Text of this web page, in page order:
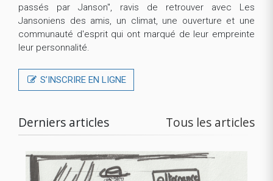
passés par Janson", ravis de retrouver avec Les
Jansoniens des amis, un climat, une ouverture et une
communauté d'esprit qui ont marqué de leur empreinte
leur personnalité.
S’INSCRIRE EN LIGNE
Derniers articles Tous les articles